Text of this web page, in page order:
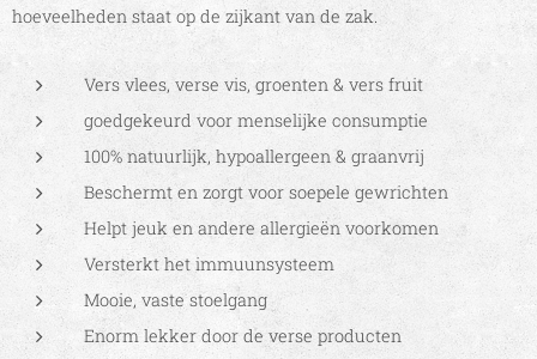
hoeveelheden staat op de zijkant van de zak.
Vers vlees, verse vis, groenten & vers fruit
goedgekeurd voor menselijke consumptie
100% natuurlijk, hypoallergeen & graanvrij
Beschermt en zorgt voor soepele gewrichten
Helpt jeuk en andere allergieën voorkomen
Versterkt het immuunsysteem
Mooie, vaste stoelgang
Enorm lekker door de verse producten